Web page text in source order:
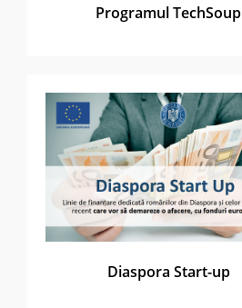
Programul TechSoup
Diaspora Start-up